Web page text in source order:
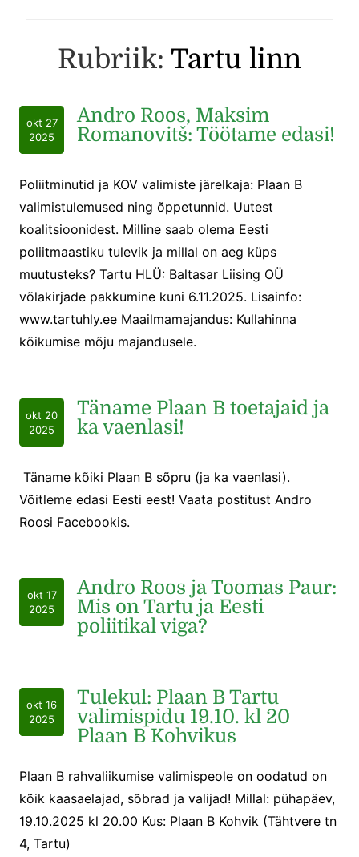
Rubriik: Tartu linn
okt 27
2025
Andro Roos, Maksim
Romanovitš: Töötame edasi!
Poliitminutid ja KOV valimiste järelkaja: Plaan B
valimistulemused ning õppetunnid. Uutest
koalitsioonidest. Milline saab olema Eesti
poliitmaastiku tulevik ja millal on aeg küps
muutusteks? Tartu HLÜ: Baltasar Liising OÜ
võlakirjade pakkumine kuni 6.11.2025. Lisainfo:
www.tartuhly.ee Maailmamajandus: Kullahinna
kõikumise mõju majandusele.
okt 20
2025
Täname Plaan B toetajaid ja
ka vaenlasi!
Täname kõiki Plaan B sõpru (ja ka vaenlasi).
Võitleme edasi Eesti eest! Vaata postitust Andro
Roosi Facebookis.
okt 17
2025
Andro Roos ja Toomas Paur:
Mis on Tartu ja Eesti
poliitikal viga?
okt 16
2025
Tulekul: Plaan B Tartu
valimispidu 19.10. kl 20
Plaan B Kohvikus
Plaan B rahvaliikumise valimispeole on oodatud on
kõik kaasaelajad, sõbrad ja valijad! Millal: pühapäev,
19.10.2025 kl 20.00 Kus: Plaan B Kohvik (Tähtvere tn
4, Tartu)